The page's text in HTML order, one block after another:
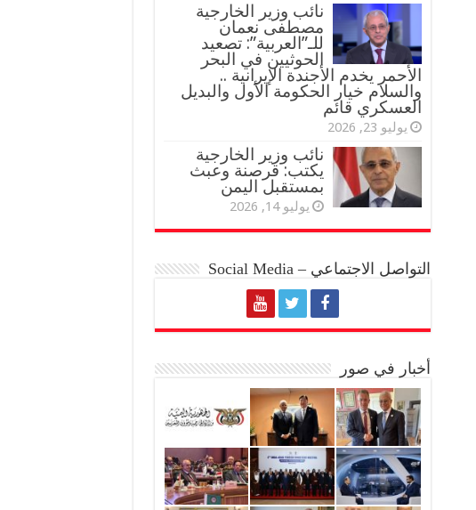
نائب وزير الخارجية
مصطفى نعمان
للـ”العربية”: تصعيد
الحوثيين في البحر
الأحمر يخدم الأجندة الإيرانية ..
والسلام خيار الحكومة الأول والبديل
العسكري قائم
يوليو 23, 2026
نائب وزير الخارجية
يكتب: قرصنة وعبث
بمستقبل اليمن
يوليو 14, 2026
التواصل الاجتماعي – Social Media
أخبار في صور